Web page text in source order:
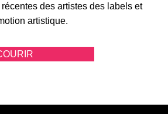
des artistes des labels et
artistique.